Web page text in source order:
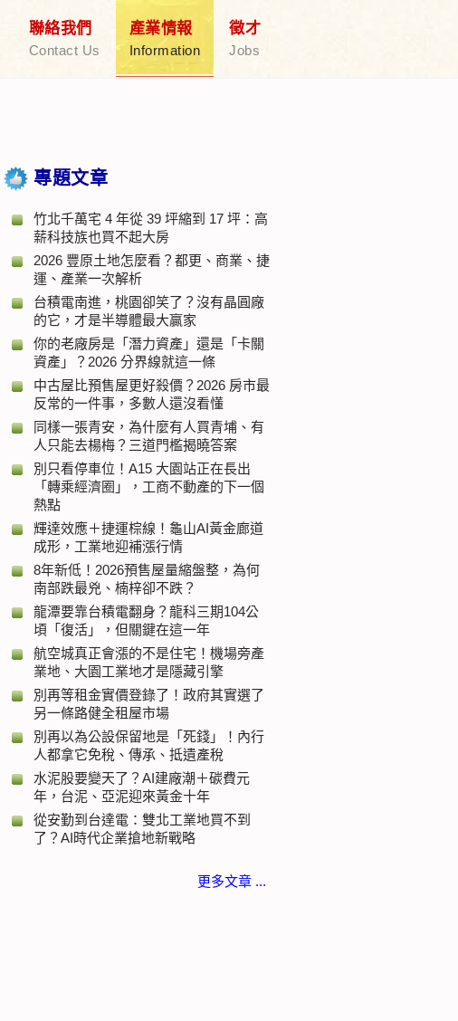
聯絡我們
Contact Us
產業情報
Information
徵才
Jobs
專題文章
竹北千萬宅 4 年從 39 坪縮到 17 坪：高
薪科技族也買不起大房
2026 豐原土地怎麼看？都更、商業、捷
運、產業一次解析
台積電南進，桃園卻笑了？沒有晶圓廠
的它，才是半導體最大贏家
你的老廠房是「潛力資產」還是「卡關
資產」？2026 分界線就這一條
中古屋比預售屋更好殺價？2026 房市最
反常的一件事，多數人還沒看懂
同樣一張青安，為什麼有人買青埔、有
人只能去楊梅？三道門檻揭曉答案
別只看停車位！A15 大園站正在長出
「轉乘經濟圈」，工商不動產的下一個
熱點
輝達效應＋捷運棕線！龜山AI黃金廊道
成形，工業地迎補漲行情
8年新低！2026預售屋量縮盤整，為何
南部跌最兇、楠梓卻不跌？
龍潭要靠台積電翻身？龍科三期104公
頃「復活」，但關鍵在這一年
航空城真正會漲的不是住宅！機場旁產
業地、大園工業地才是隱藏引擎
別再等租金實價登錄了！政府其實選了
另一條路健全租屋市場
別再以為公設保留地是「死錢」！內行
人都拿它免稅、傳承、抵遺產稅
水泥股要變天了？AI建廠潮＋碳費元
年，台泥、亞泥迎來黃金十年
從安勤到台達電：雙北工業地買不到
了？AI時代企業搶地新戰略
更多文章 ...